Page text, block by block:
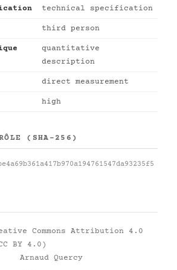
technical specification
third person
quantitative
description
direct measurement
high
(SHA-256)
Commons Attribution 4.0
BY 4.0)
Arnaud Quercy